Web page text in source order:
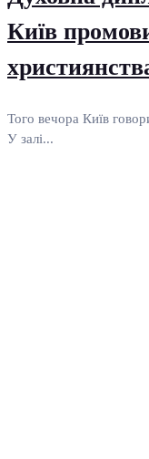
Київ
Того вечора Київ
У залі...